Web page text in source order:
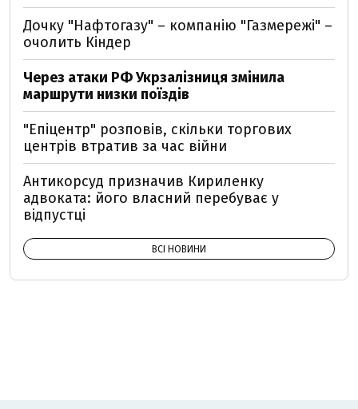
Дочку "Нафтогазу" – компанію "Газмережі" –
очолить Кіндер
Через атаки РФ Укрзалізниця змінила
маршрути низки поїздів
"Епіцентр" розповів, скільки торгових
центрів втратив за час війни
Антикорсуд призначив Кириленку
адвоката: його власний перебуває у
відпустці
ВСІ НОВИНИ